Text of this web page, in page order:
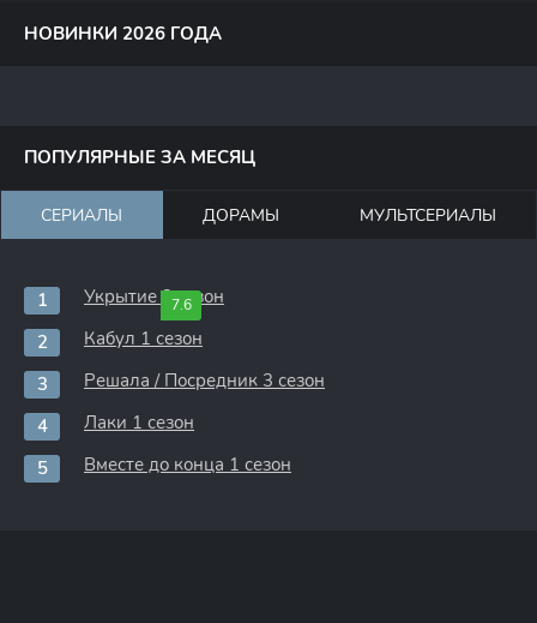
НОВИНКИ 2026 ГОДА
ПОПУЛЯРНЫЕ ЗА МЕСЯЦ
СЕРИАЛЫ ДОРАМЫ МУЛЬТСЕРИАЛЫ
7.6
Укрытие 3 сезон
Кабул 1 сезон
Решала / Посредник 3 сезон
Лаки 1 сезон
Вместе до конца 1 сезон